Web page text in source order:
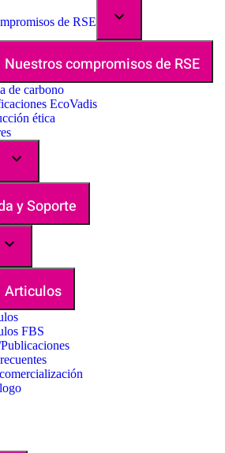
de RSE
Nuestros compromisos de RSE
de carbono
EcoVadis
ética
y Soporte
Articulos
FBS